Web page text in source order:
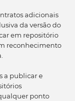
adicionais
da versão do
em repositório
reconhecimento
a publicar e
ponto